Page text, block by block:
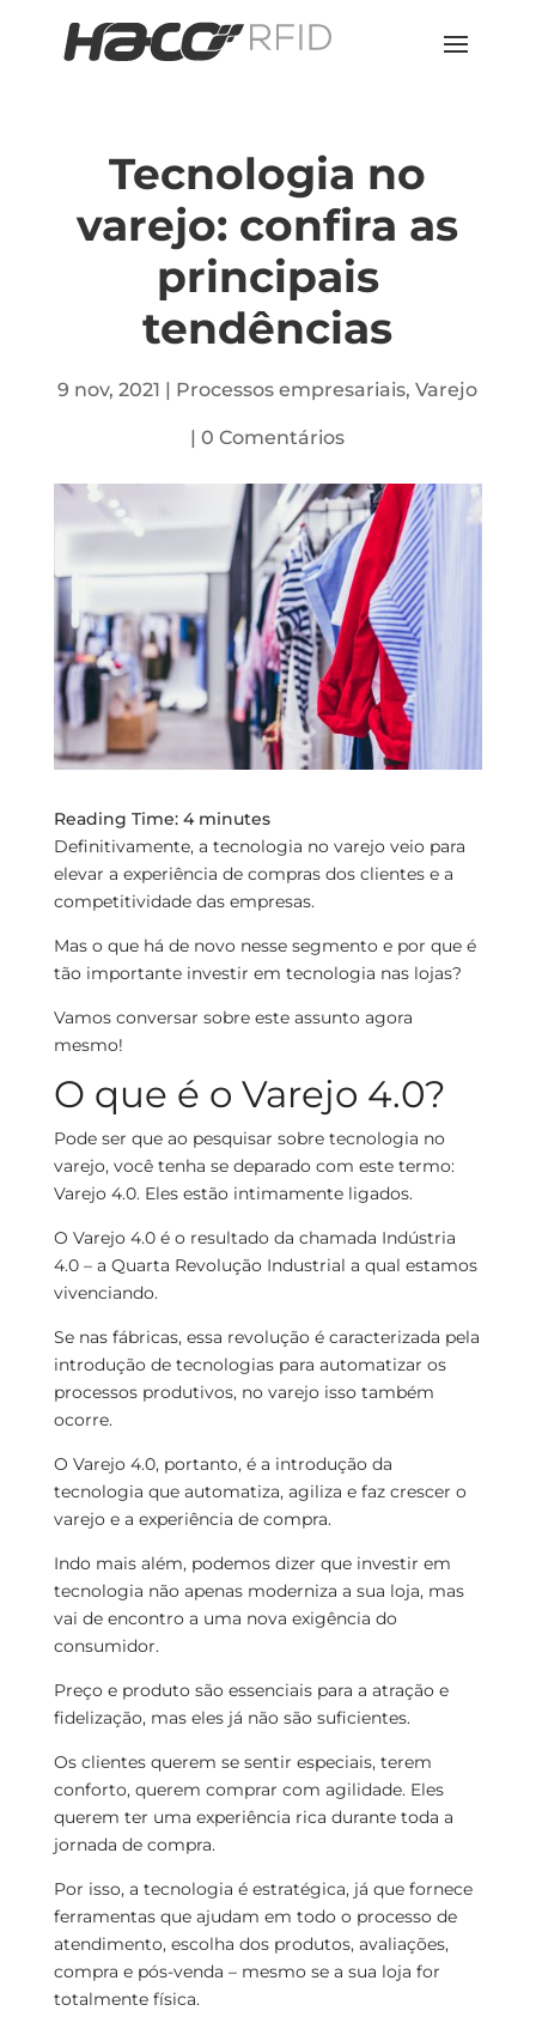
Tecnologia no
varejo: confira as
principais
tendências
9 nov, 2021 | Processos empresariais,Varejo
|0 Comentários
Reading Time: 4 minutes
Definitivamente, a tecnologia no varejo veio para
elevar a experiência de compras dos clientes e a
competitividade das empresas.
Mas o que há de novo nesse segmento e por que é
tão importante investir em tecnologia nas lojas?
Vamos conversar sobre este assunto agora
mesmo!
O que é o Varejo 4.0?
Pode ser que ao pesquisar sobre tecnologia no
varejo, você tenha se deparado com este termo:
Varejo 4.0. Eles estão intimamente ligados.
O Varejo 4.0 é o resultado da chamada Indústria
4.0 – a Quarta Revolução Industrial a qual estamos
vivenciando.
Se nas fábricas, essa revolução é caracterizada pela
introdução de tecnologias para automatizar os
processos produtivos, no varejo isso também
ocorre.
O Varejo 4.0, portanto, é a introdução da
tecnologia que automatiza, agiliza e faz crescer o
varejo e a experiência de compra.
Indo mais além, podemos dizer que investir em
tecnologia não apenas moderniza a sua loja, mas
vai de encontro a uma nova exigência do
consumidor.
Preço e produto são essenciais para a atração e
fidelização, mas eles já não são suficientes.
Os clientes querem se sentir especiais, terem
conforto, querem comprar com agilidade. Eles
querem ter uma experiência rica durante toda a
jornada de compra.
Por isso, a tecnologia é estratégica, já que fornece
ferramentas que ajudam em todo o processo de
atendimento, escolha dos produtos, avaliações,
compra e pós-venda – mesmo se a sua loja for
totalmente física.